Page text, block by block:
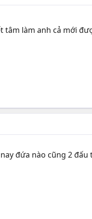
tâm làm anh cả mới
đứa nào cũng 2